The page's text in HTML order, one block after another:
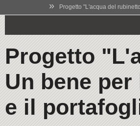
» Progetto "L'acqua del
Progetto
Un bene
e il